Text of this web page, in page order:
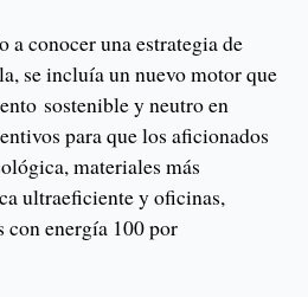
a conocer una estrategia de
se incluía un nuevo motor que
sostenible y neutro en
para que los aficionados
materiales más
ultraeficiente y oficinas,
energía 100 por